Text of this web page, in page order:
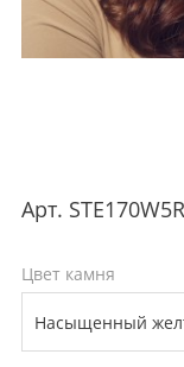
Арт.
Цвет камня